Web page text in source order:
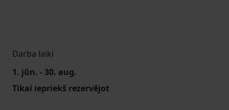
Darba laiki
1. jūn. - 30. aug.
Tikai iepriekš rezervējot